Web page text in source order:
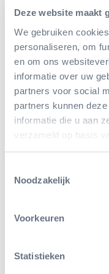
Deze website maakt
We gebruiken
personaliseren, om
en om ons
informatie over uw
partners voor social
partners kunnen
informatie die u aan
verzameld op basis
Noodzakelijk
Voorkeuren
Statistieken
Weibchen
jedoch, dass die
was kein Grund
weiterhin gut
Vermeidung von
diesem Tier
um die Nieren
Puzzle
Vorläufig sieht es
daher problemlos